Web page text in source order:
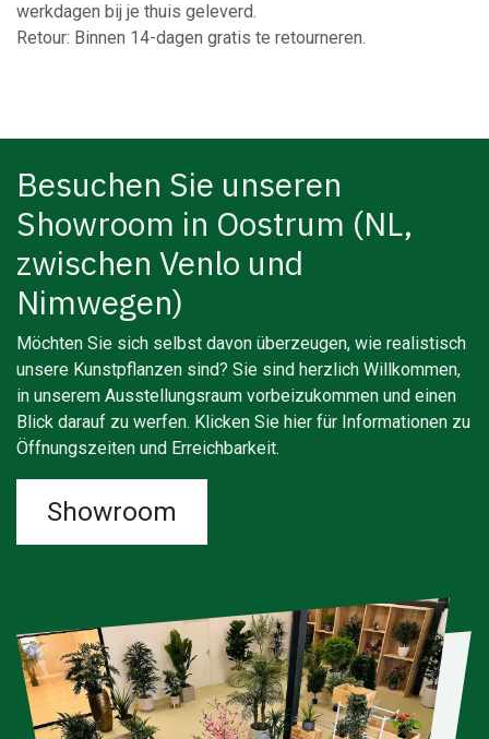
werkdagen bij je thuis geleverd.
Retour: Binnen 14-dagen gratis te retourneren.
Besuchen Sie unseren
Showroom in Oostrum (NL,
zwischen Venlo und
Nimwegen)
Möchten Sie sich selbst davon überzeugen, wie realistisch
unsere Kunstpflanzen sind? Sie sind herzlich Willkommen,
in unserem Ausstellungsraum vorbeizukommen und einen
Blick darauf zu werfen. Klicken Sie hier für Informationen zu
Öffnungszeiten und Erreichbarkeit.
Showroom